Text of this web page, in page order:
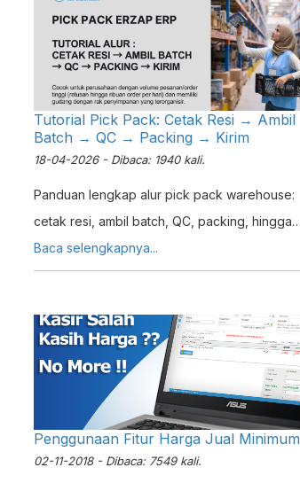
Tutorial Pick Pack: Cetak Resi → Ambil
Batch → QC → Packing → Kirim
18-04-2026 - Dibaca: 1940 kali.
Panduan lengkap alur pick pack warehouse:
cetak resi, ambil batch, QC, packing, hingga
pengiriman untuk optimasi fulfillment order.
Baca selengkapnya...
Penggunaan Fitur Harga Jual Minimum
02-11-2018 - Dibaca: 7549 kali.